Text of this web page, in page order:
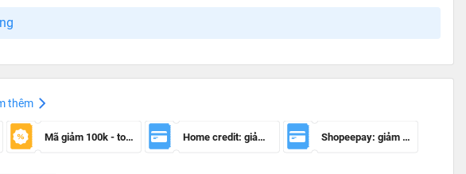
thêm
Mã giảm 100k - toàn sàn Home credit: giảm 50.000đ cho đơn hàng từ 150.000đ Shopeepay: giảm 20k cho đh từ 30k